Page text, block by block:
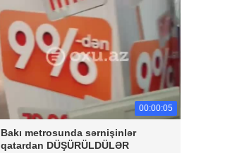
00:00:05
Bakı metrosunda sərnişinlər
qatardan DÜŞÜRÜLDÜLƏR